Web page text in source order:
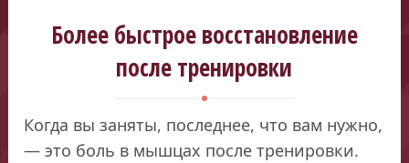
Более быстрое восстановление
после тренировки
Когда вы заняты, последнее, что вам нужно,
— это боль в мышцах после тренировки.